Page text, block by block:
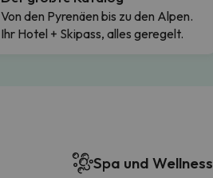
Von den Pyrenäen bis zu den Alpen.
Ihr Hotel + Skipass, alles geregelt.
Spa und Wellness